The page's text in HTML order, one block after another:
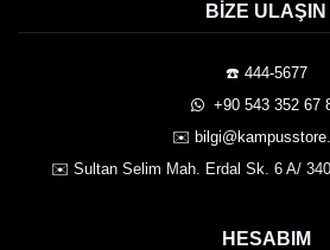
BIZE ULAŞIN
☎️ 444-5677
+90 543 352 67
✉️
✉️ Sultan Selim Mah. Erdal Sk. 6 A/
HESABIM